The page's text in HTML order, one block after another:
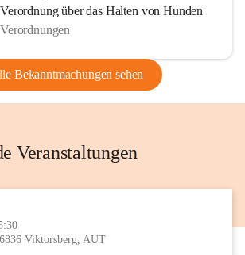
Verordnung über das Halten von Hunden
Verordnungen
Bekanntmachungen sehen
Veranstaltungen
Viktorsberg, AUT